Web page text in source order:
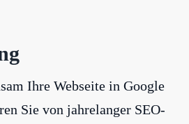
Ihre Webseite in Google
Sie von jahrelanger SEO-